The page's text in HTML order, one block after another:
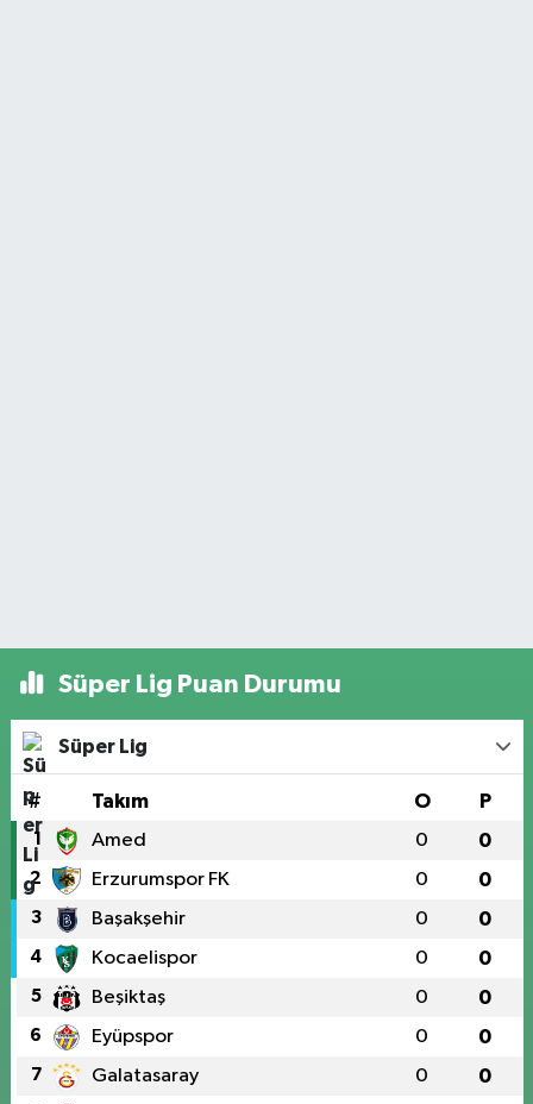
Süper Lig Puan Durumu
Süper Lig
# Takım O P
1 Amed 0 0
2 Erzurumspor FK 0 0
3 Başakşehir 0 0
4 Kocaelispor 0 0
5 Beşiktaş 0 0
6 Eyüpspor 0 0
7 Galatasaray 0 0